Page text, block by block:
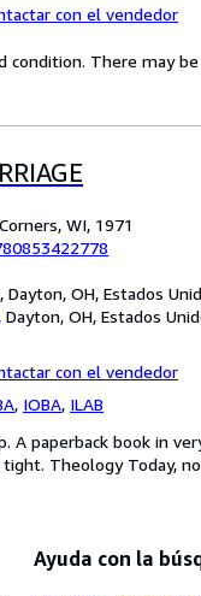
con el vendedor
condition. There may
WI, 1971
Dayton, OH, Estados
, Dayton, OH, Estados
con el vendedor
, IOBA, ILAB
A paperback book in
Theology Today,
Ayuda con la